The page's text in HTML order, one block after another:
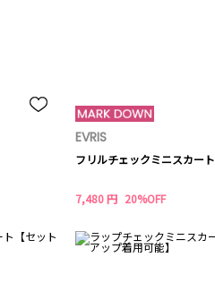
EVRIS
フリルチェックミニスカート
7,480 円 20%OFF